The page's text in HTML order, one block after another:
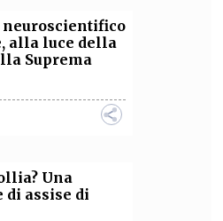
alla luce della
Suprema
Una
di assise di